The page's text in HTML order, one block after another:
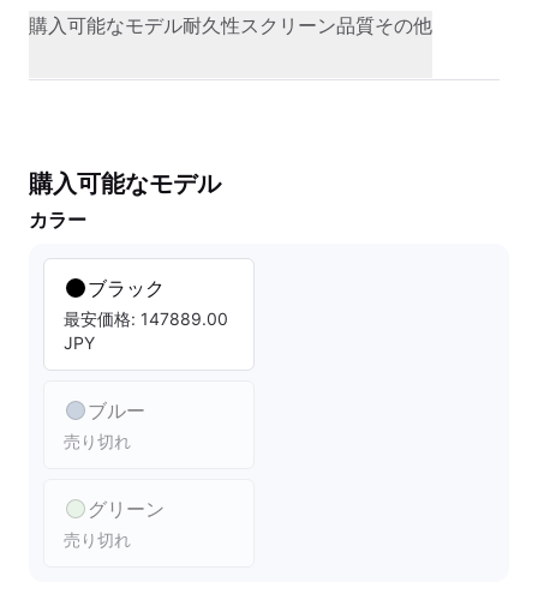
購入可能なモデル耐久性スクリーン品質その他
購入可能なモデル
カラー
ブラック
最安価格: 147889.00
JPY
ブルー
売り切れ
グリーン
売り切れ